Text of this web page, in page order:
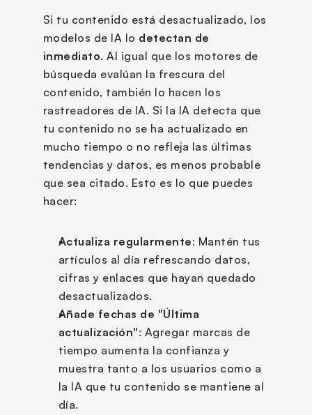
Si tu contenido está desactualizado, los
modelos de IA lo detectan de
inmediato. Al igual que los motores de
búsqueda evalúan la frescura del
contenido, también lo hacen los
rastreadores de IA. Si la IA detecta que
tu contenido no se ha actualizado en
mucho tiempo o no refleja las últimas
tendencias y datos, es menos probable
que sea citado. Esto es lo que puedes
hacer:
Actualiza regularmente: Mantén tus
artículos al día refrescando datos,
cifras y enlaces que hayan quedado
desactualizados.
Añade fechas de "Última
actualización": Agregar marcas de
tiempo aumenta la confianza y
muestra tanto a los usuarios como a
la IA que tu contenido se mantiene al
día.